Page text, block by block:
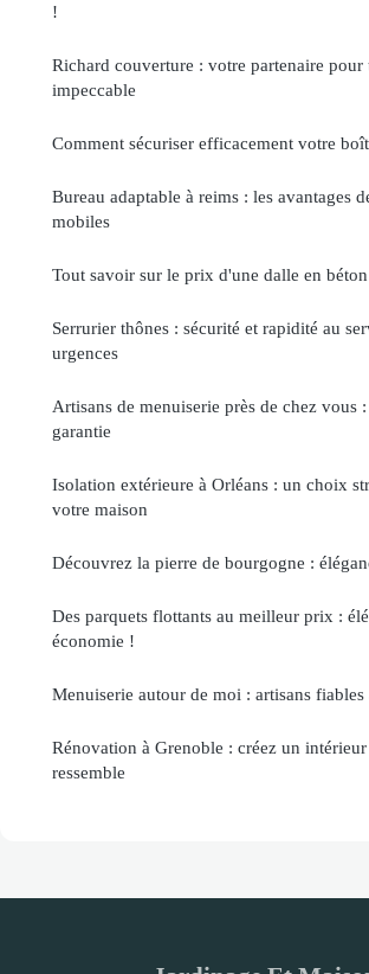
!
Richard couverture : votre partenaire pour
impeccable
Comment sécuriser efficacement votre
Bureau adaptable à reims : les avantages
mobiles
Tout savoir sur le prix d'une dalle en
Serrurier thônes : sécurité et rapidité au
urgences
Artisans de menuiserie près de chez vous
garantie
Isolation extérieure à Orléans : un choix
votre maison
Découvrez la pierre de bourgogne :
Des parquets flottants au meilleur prix :
économie !
Menuiserie autour de moi : artisans fiables
Rénovation à Grenoble : créez un
ressemble